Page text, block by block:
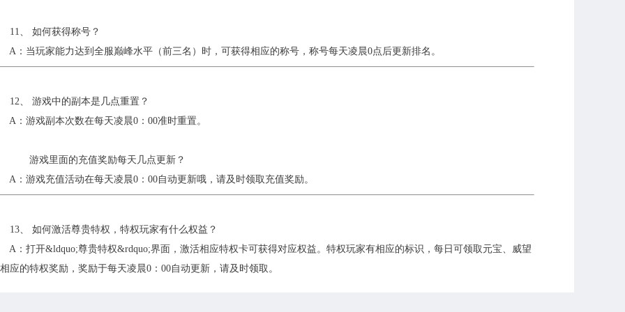
、 如何获得称号？
当玩家能力达到全服巅峰水平（前三名）时，可获得相应的称号，称号每天凌晨0点后更新排名。
、 游戏中的副本是几点重置？
游戏副本次数在每天凌晨0：00准时重置。
戏里面的充值奖励每天几点更新？
游戏充值活动在每天凌晨0：00自动更新哦，请及时领取充值奖励。
、 如何激活尊贵特权，特权玩家有什么权益？
打开&ldquo;尊贵特权&rdquo;界面，激活相应特权卡可获得对应权益。特权玩家有相应的标识，每日可领取元宝、威望
应的特权奖励，奖励于每天凌晨0：00自动更新，请及时领取。